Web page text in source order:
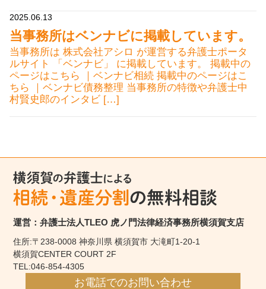
2025.06.13
当事務所はベンナビに掲載しています。
当事務所は 株式会社アシロ が運営する弁護士ポータ
ルサイト 「ベンナビ」 に掲載しています。 掲載中の
ページはこちら ｜ベンナビ相続 掲載中のページはこ
ちら ｜ベンナビ債務整理 当事務所の特徴や弁護士中
村賢史郎のインタビ […]
運営：弁護士法人TLEO 虎ノ門法律経済事務所横須賀支店
住所:〒238-0008 神奈川県 横須賀市 大滝町1-20-1
横須賀CENTER COURT 2F
TEL:046-854-4305
お電話でのお問い合わせ